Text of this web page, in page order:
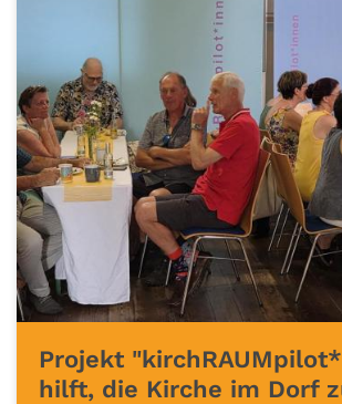
Projekt
hilft, die Kirche im Dorf